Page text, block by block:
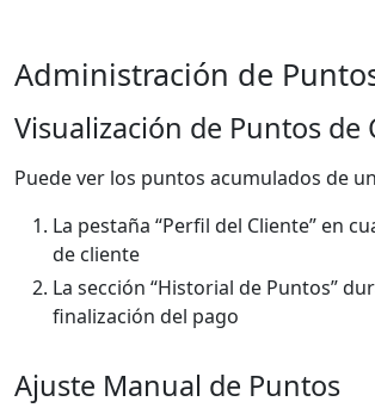
Administración de
Visualización de Puntos de
Puede ver los puntos acumulados de
La pestaña “Perfil del Cliente” en
de cliente
La sección “Historial de Puntos”
finalización del pago
Ajuste Manual de Puntos